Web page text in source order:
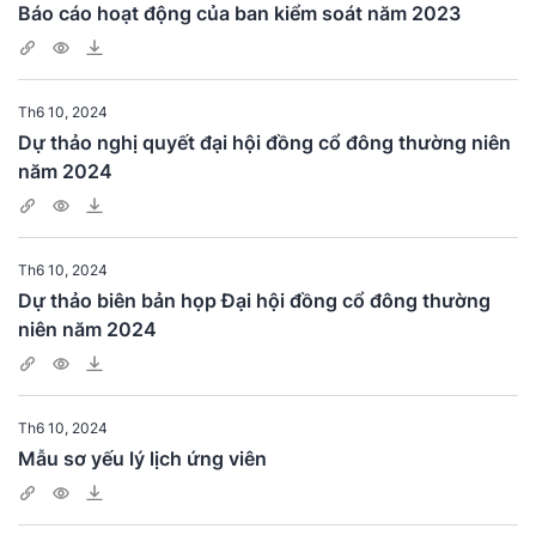
Báo cáo hoạt động của ban kiểm soát năm 2023
Th6 10, 2024
Dự thảo nghị quyết đại hội đồng cổ đông thường niên
năm 2024
Th6 10, 2024
Dự thảo biên bản họp Đại hội đồng cổ đông thường
niên năm 2024
Th6 10, 2024
Mẫu sơ yếu lý lịch ứng viên